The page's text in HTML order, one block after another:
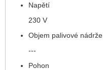
Napětí
230 V
Objem palivové nádrže
---
Pohon